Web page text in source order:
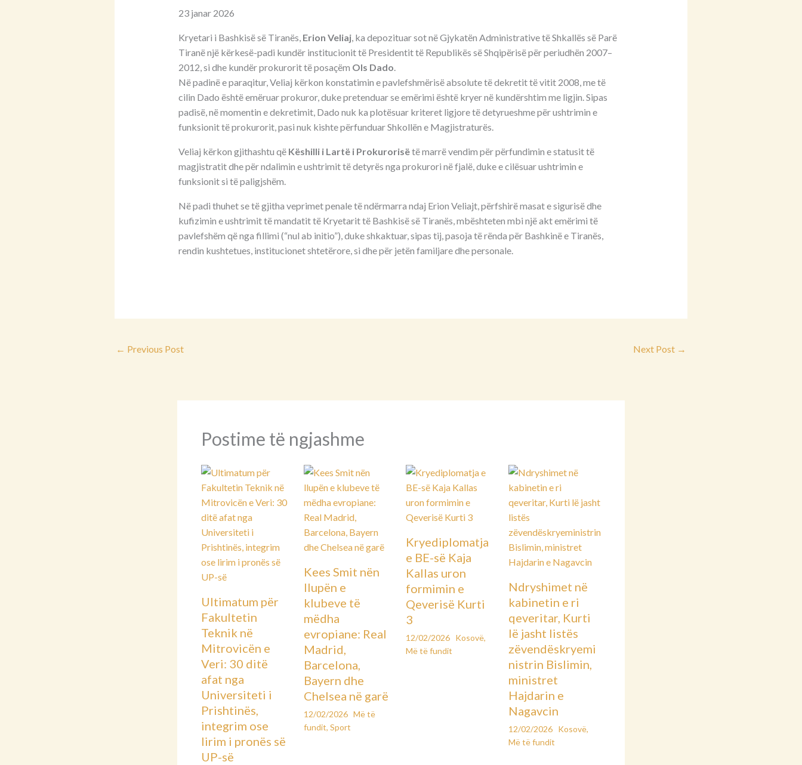
23 janar 2026
Kryetari i Bashkisë së Tiranës, Erion Veliaj, ka depozituar sot në Gjykatën Administrative të Shkallës së Parë
Tiranë një kërkesë-padi kundër institucionit të Presidentit të Republikës së Shqipërisë për periudhën 2007–
2012, si dhe kundër prokurorit të posaçëm Ols Dado.
Në padinë e paraqitur, Veliaj kërkon konstatimin e pavlefshmërisë absolute të dekretit të vitit 2008, me të
cilin Dado është emëruar prokuror, duke pretenduar se emërimi është kryer në kundërshtim me ligjin. Sipas
padisë, në momentin e dekretimit, Dado nuk ka plotësuar kriteret ligjore të detyrueshme për ushtrimin e
funksionit të prokurorit, pasi nuk kishte përfunduar Shkollën e Magjistraturës.
Veliaj kërkon gjithashtu që Këshilli i Lartë i Prokurorisëtë marrë vendim për përfundimin e statusit të
magjistratit dhe për ndalimin e ushtrimit të detyrës nga prokurori në fjalë, duke e cilësuar ushtrimin e
funksionit si të paligjshëm.
Në padi thuhet se të gjitha veprimet penale të ndërmarra ndaj Erion Veliajt, përfshirë masat e sigurisë dhe
kufizimin e ushtrimit të mandatit të Kryetarit të Bashkisë së Tiranës, mbështeten mbi një akt emërimi të
pavlefshëm që nga fillimi (“nul ab initio”), duke shkaktuar, sipas tij, pasoja të rënda për Bashkinë e Tiranës,
rendin kushtetues, institucionet shtetërore, si dhe për jetën familjare dhe personale.
← Previous Post Next Post →
Postime të ngjashme
Ultimatum për
Fakultetin
Teknik në
Mitrovicën e
Veri: 30 ditë
afat nga
Universiteti i
Prishtinës,
integrim ose
lirim i pronës së
UP-së
Kees Smit nën
llupën e
klubeve të
mëdha
evropiane: Real
Madrid,
Barcelona,
Bayern dhe
Chelsea në garë
12/02/2026 Më të
fundit, Sport
Kryediplomatja
e BE-së Kaja
Kallas uron
formimin e
Qeverisë Kurti
3
12/02/2026 Kosovë,
Më të fundit
Ndryshimet në
kabinetin e ri
qeveritar, Kurti
lë jasht listës
zëvendëskryemi
nistrin Bislimin,
ministret
Hajdarin e
Nagavcin
12/02/2026 Kosovë,
Më të fundit